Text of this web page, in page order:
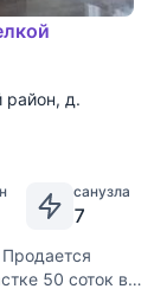
район, д.
санузла
7
Продается
50 соток в